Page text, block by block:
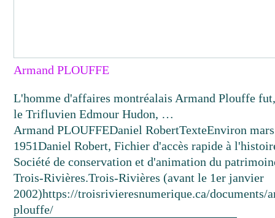
Armand PLOUFFE
L'homme d'affaires montréalais Armand Plouffe
le Trifluvien Edmour Hudon, …
Armand PLOUFFEDaniel RobertTexteEnviron mars
1951Daniel Robert, Fichier d'accès rapide à
Société de conservation et d'animation du
Trois-Rivières.Trois-Rivières (avant le 1er janvier
2002)https://troisrivieresnumerique.ca/documents/
plouffe/